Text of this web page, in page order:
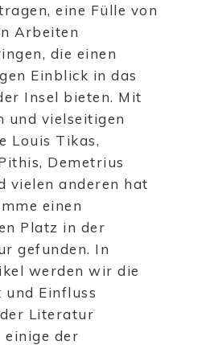
eine Fülle von
Arbeiten
die einen
Einblick in das
Insel bieten. Mit
und vielseitigen
Louis Tikas,
Demetrius
vielen anderen hat
einen
Platz in der
gefunden. In
werden wir die
Einfluss
Literatur
einige der